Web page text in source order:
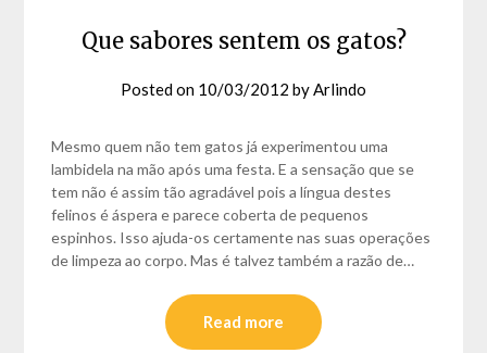
Que sabores sentem os gatos?
Posted on 10/03/2012 byArlindo
Mesmo quem não tem gatos já experimentou uma
lambidela na mão após uma festa. E a sensação que se
tem não é assim tão agradável pois a língua destes
felinos é áspera e parece coberta de pequenos
espinhos. Isso ajuda-os certamente nas suas operações
de limpeza ao corpo. Mas é talvez também a razão de…
Read more